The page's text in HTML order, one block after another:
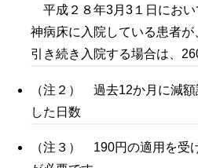
平成２８年3月3１日にお
神病床に入院している患者
引き続き入院する場合は、
（注２） 過去12か月に減
した日数
（注３） 190円の適用を受